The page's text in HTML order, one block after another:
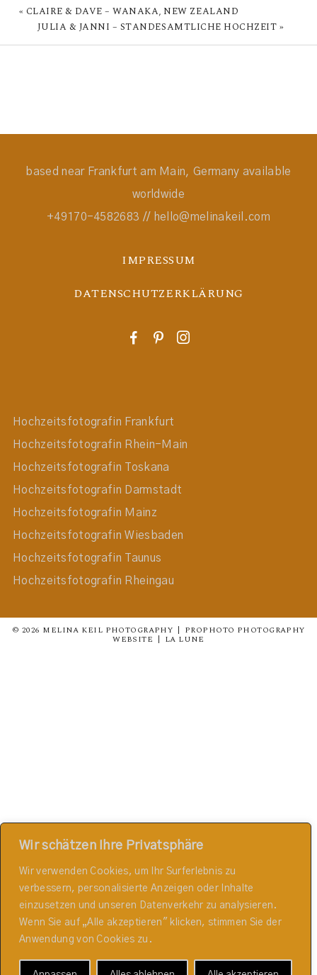
Wir schätzen Ihre Privatsphäre
Wir verwenden Cookies, um Ihr Surferlebnis zu
verbessern, personalisierte Anzeigen oder Inhalte
einzusetzen und unseren Datenverkehr zu analysieren.
Wenn Sie auf „Alle akzeptieren" klicken, stimmen Sie der
Anwendung von Cookies zu.
« CLAIRE & DAVE – WANAKA, NEW ZEALAND
JULIA & JANNI – STANDESAMTLICHE HOCHZEIT »
based near Frankfurt am Main, Germany available
worldwide
+49170-4582683 // hello@melinakeil.com
IMPRESSUM
DATENSCHUTZERKLÄRUNG
F P I
Hochzeitsfotografin Frankfurt
Hochzeitsfotografin Rhein-Main
Hochzeitsfotografin Toskana
Hochzeitsfotografin Darmstadt
Hochzeitsfotografin Mainz
Hochzeitsfotografin Wiesbaden
Hochzeitsfotografin Taunus
Hochzeitsfotografin Rheingau
© 2026 MELINA KEIL PHOTOGRAPHY | PROPHOTO PHOTOGRAPHY
WEBSITE | LA LUNE